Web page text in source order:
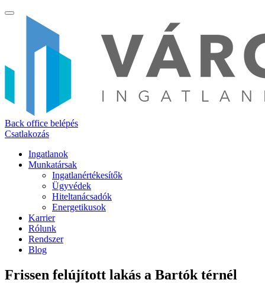
Back office belépés
Csatlakozás
Ingatlanok
Munkatársak
Ingatlanértékesítők
Ügyvédek
Hiteltanácsadók
Energetikusok
Karrier
Rólunk
Rendszer
Blog
Frissen felújított lakás a Bartók térnél